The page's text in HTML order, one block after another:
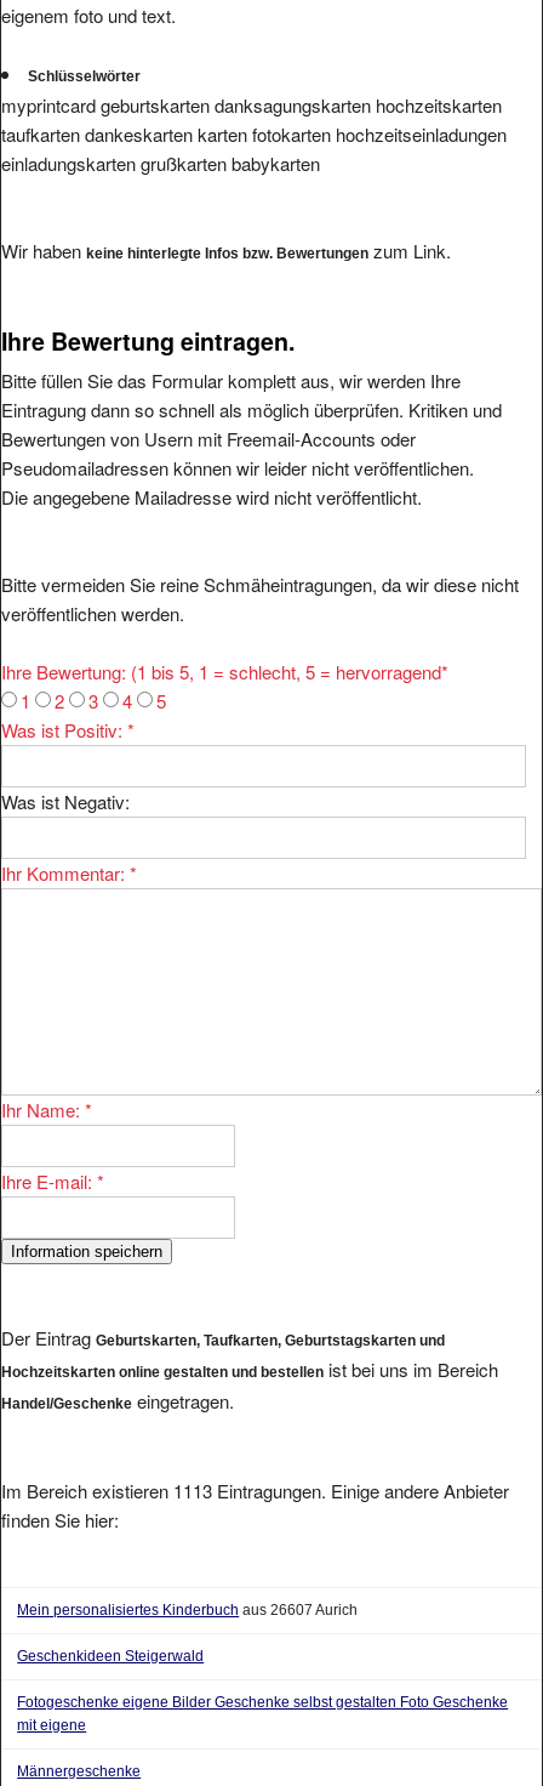
eigenem foto und text.
Schlüsselwörter
myprintcard geburtskarten danksagungskarten hochzeitskarten
taufkarten dankeskarten karten fotokarten hochzeitseinladungen
einladungskarten grußkarten babykarten
Wir haben keine hinterlegte Infos bzw. Bewertungen zum Link.
Ihre Bewertung eintragen.
Bitte füllen Sie das Formular komplett aus, wir werden Ihre
Eintragung dann so schnell als möglich überprüfen. Kritiken und
Bewertungen von Usern mit Freemail-Accounts oder
Pseudomailadressen können wir leider nicht veröffentlichen.
Die angegebene Mailadresse wird nicht veröffentlicht.
Bitte vermeiden Sie reine Schmäheintragungen, da wir diese nicht
veröffentlichen werden.
Ihre Bewertung: (1 bis 5, 1 = schlecht, 5 = hervorragend*
1
2 3 4
5
Was ist Positiv: *
Was ist Negativ:
Ihr Kommentar: *
Ihr Name: *
Ihre E-mail: *
Der Eintrag Geburtskarten, Taufkarten, Geburtstagskarten und
Hochzeitskarten online gestalten und bestellen ist bei uns im Bereich
Handel/Geschenke eingetragen.
Im Bereich existieren 1113 Eintragungen. Einige andere Anbieter
finden Sie hier:
Mein personalisiertes Kinderbuch aus 26607 Aurich
Geschenkideen Steigerwald
Fotogeschenke eigene Bilder Geschenke selbst gestalten Foto Geschenke
mit eigene
Männergeschenke